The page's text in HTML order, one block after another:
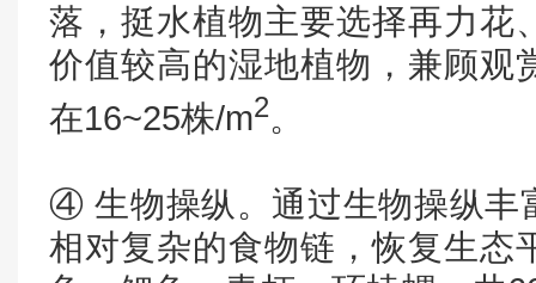
落，挺水植物主要选择再力花
价值较高的湿地植物，兼顾观
在16~25株/m2。
④ 生物操纵。通过生物操纵丰
相对复杂的食物链，恢复生态